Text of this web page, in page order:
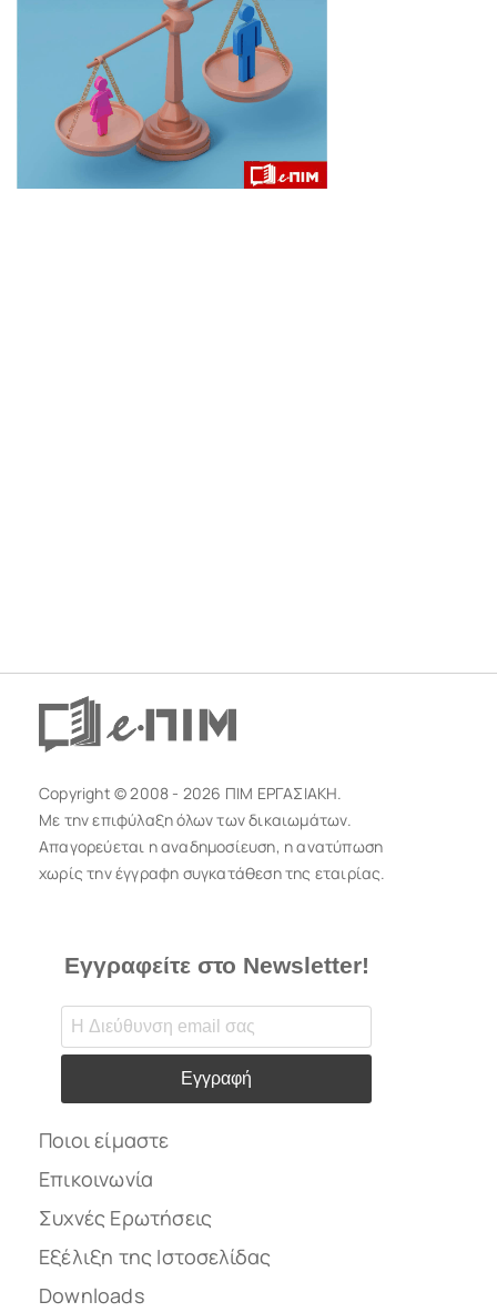
Copyright © 2008 - 2026 ΠΙΜ ΕΡΓΑΣΙΑΚΗ.
Με την επιφύλαξη όλων των δικαιωμάτων.
Απαγορεύεται η αναδημοσίευση, η ανατύπωση
χωρίς την έγγραφη συγκατάθεση της εταιρίας.
Εγγραφείτε στο Newsletter!
Εγγραφή
Ποιοι είμαστε
Επικοινωνία
Συχνές Ερωτήσεις
Εξέλιξη της Ιστοσελίδας
Downloads